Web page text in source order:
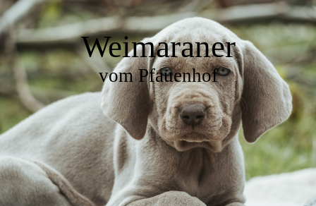
Weimaraner
vom Pfauenhof